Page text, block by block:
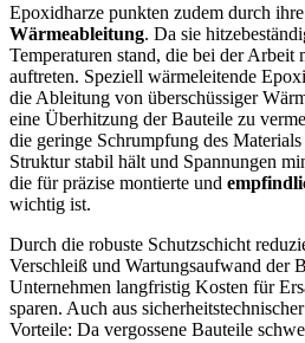
Epoxidharze punkten zudem durch ihre
Wärmeableitung. Da sie
Temperaturen stand, die bei der
auftreten. Speziell wärmeleitende
die Ableitung von überschüssiger
eine Überhitzung der Bauteile zu
die geringe Schrumpfung des
Struktur stabil hält und Spannungen
die für präzise montierte und
wichtig ist.
Durch die robuste Schutzschicht
Verschleiß und Wartungsaufwand der
Unternehmen langfristig Kosten für
sparen. Auch aus
Vorteile: Da vergossene Bauteile